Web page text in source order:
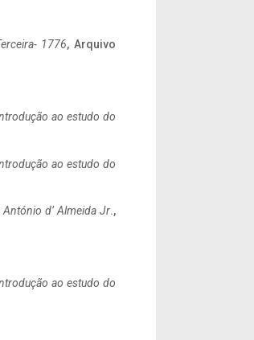
1776, Arquivo
ao estudo do
ao estudo do
d’ Almeida Jr.,
ao estudo do